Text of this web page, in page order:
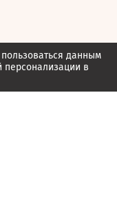
данным
персонализации в